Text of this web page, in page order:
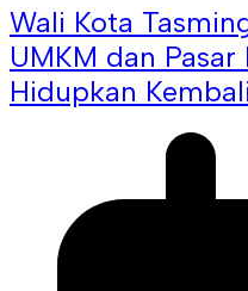
Wali Kota
UMKM dan Pasar
Hidupkan